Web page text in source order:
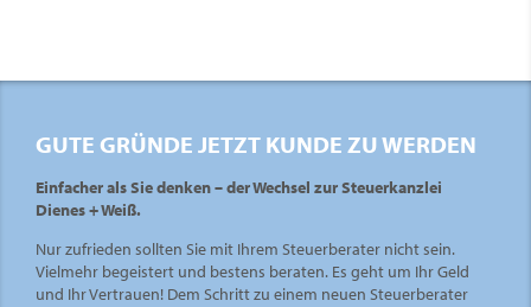
GUTE GRÜNDE JETZT KUNDE ZU WERDEN
Einfacher als Sie denken – der Wechsel zur Steuerkanzlei
Dienes + Weiß.
Nur zufrieden sollten Sie mit Ihrem Steuerberater nicht sein.
Vielmehr begeistert und bestens beraten. Es geht um Ihr Geld
und Ihr Vertrauen! Dem Schritt zu einem neuen Steuerberater